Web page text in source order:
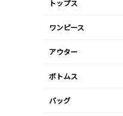
トップス
ワンピース
アウター
ボトムス
バッグ